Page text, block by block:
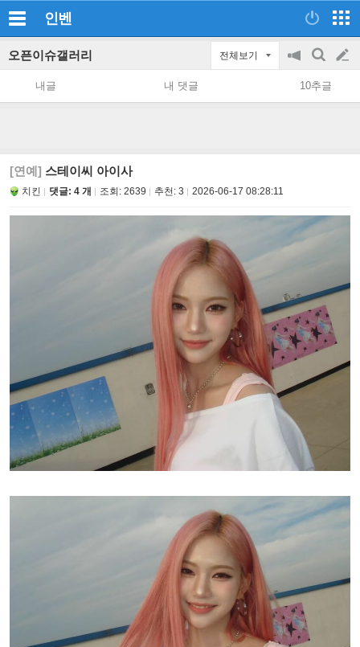
인벤
오픈이슈갤러리 전체보기
공
지
on/off
검
색
글
쓰
내글 내 댓글 10추글
[연예] 스테이씨 아이사
치킨 댓글: 4 개 조회: 2639 추천: 3 2026-06-17 08:28:11